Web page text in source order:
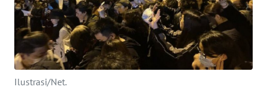
Ilustrasi/Net.
INTERNASIONAL
SERBA-SERBI
PENDIDIKAN